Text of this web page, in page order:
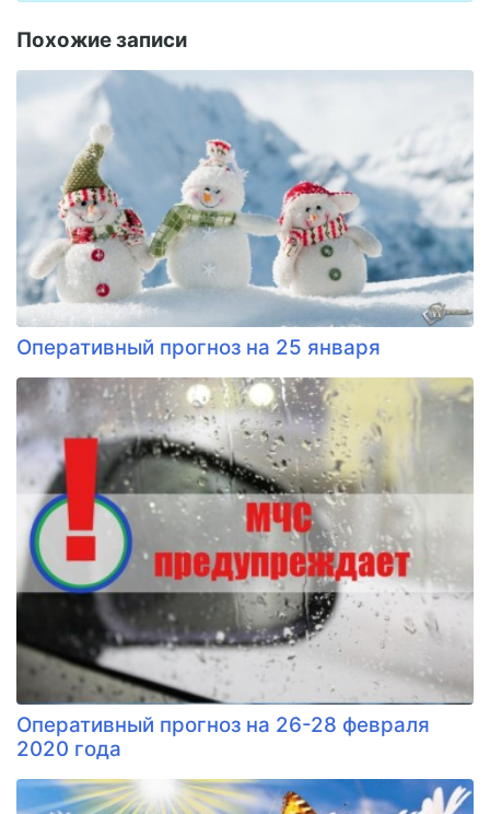
Похожие записи
Оперативный прогноз на 25 января
Оперативный прогноз на 26-28 февраля
2020 года